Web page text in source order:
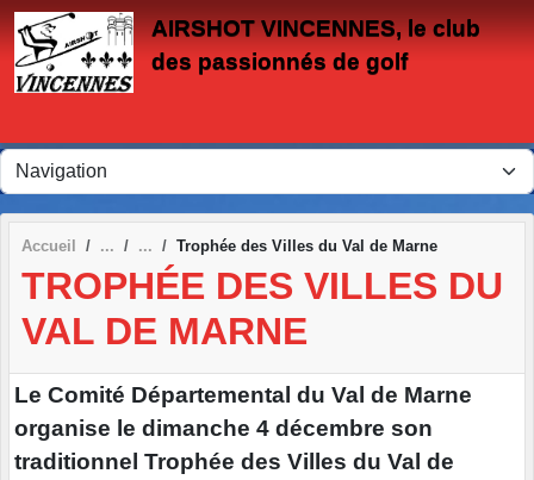
AIRSHOT VINCENNES, le club
des passionnés de golf
Accueil Trophée des Villes du Val de Marne
TROPHÉE DES VILLES DU
VAL DE MARNE
Le Comité Départemental du Val de Marne
organise le dimanche 4 décembre son
traditionnel Trophée des Villes du Val de
Panneau de gestion des cookies